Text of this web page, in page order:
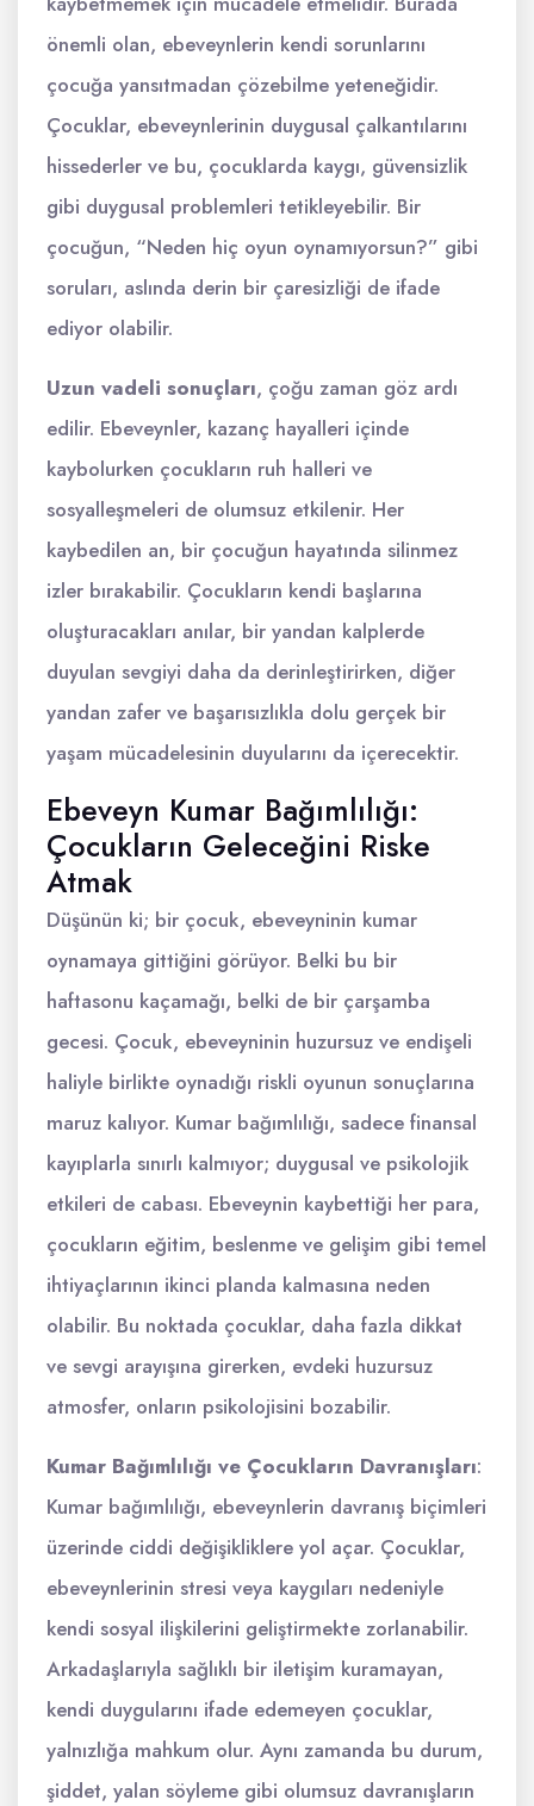
önemli olan, ebeveynlerin kendi sorunlarını
çocuğa yansıtmadan çözebilme yeteneğidir.
Çocuklar, ebeveynlerinin duygusal çalkantılarını
hissederler ve bu, çocuklarda kaygı, güvensizlik
gibi duygusal problemleri tetikleyebilir. Bir
çocuğun, “Neden hiç oyun oynamıyorsun?” gibi
soruları, aslında derin bir çaresizliği de ifade
ediyor olabilir.
Uzun vadeli sonuçları, çoğu zaman göz ardı
edilir. Ebeveynler, kazanç hayalleri içinde
kaybolurken çocukların ruh halleri ve
sosyalleşmeleri de olumsuz etkilenir. Her
kaybedilen an, bir çocuğun hayatında silinmez
izler bırakabilir. Çocukların kendi başlarına
oluşturacakları anılar, bir yandan kalplerde
duyulan sevgiyi daha da derinleştirirken, diğer
yandan zafer ve başarısızlıkla dolu gerçek bir
yaşam mücadelesinin duyularını da içerecektir.
Ebeveyn Kumar Bağımlılığı:
Çocukların Geleceğini Riske
Atmak
Düşünün ki; bir çocuk, ebeveyninin kumar
oynamaya gittiğini görüyor. Belki bu bir
haftasonu kaçamağı, belki de bir çarşamba
gecesi. Çocuk, ebeveyninin huzursuz ve endişeli
haliyle birlikte oynadığı riskli oyunun sonuçlarına
maruz kalıyor. Kumar bağımlılığı, sadece finansal
kayıplarla sınırlı kalmıyor; duygusal ve psikolojik
etkileri de cabası. Ebeveynin kaybettiği her para,
çocukların eğitim, beslenme ve gelişim gibi temel
ihtiyaçlarının ikinci planda kalmasına neden
olabilir. Bu noktada çocuklar, daha fazla dikkat
ve sevgi arayışına girerken, evdeki huzursuz
atmosfer, onların psikolojisini bozabilir.
Kumar Bağımlılığı ve Çocukların Davranışları:
Kumar bağımlılığı, ebeveynlerin davranış biçimleri
üzerinde ciddi değişikliklere yol açar. Çocuklar,
ebeveynlerinin stresi veya kaygıları nedeniyle
kendi sosyal ilişkilerini geliştirmekte zorlanabilir.
Arkadaşlarıyla sağlıklı bir iletişim kuramayan,
kendi duygularını ifade edemeyen çocuklar,
yalnızlığa mahkum olur. Aynı zamanda bu durum,
şiddet, yalan söyleme gibi olumsuz davranışların